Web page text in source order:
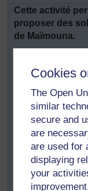
Cookies
The Open
similar
secure and
are
are used for
displaying
your
Cette activité
proposer des
de Maïmouna.
idées qui
soutien à
dans leur
et en
comment
confiance
Si vous êtes un